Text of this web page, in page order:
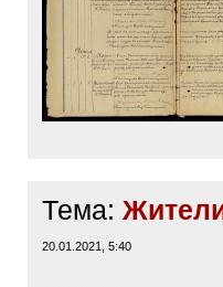
Тема:
20.01.2021, 5:40